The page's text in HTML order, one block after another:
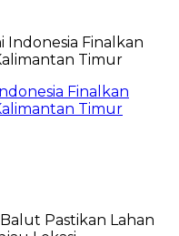
Finalkan
Timur